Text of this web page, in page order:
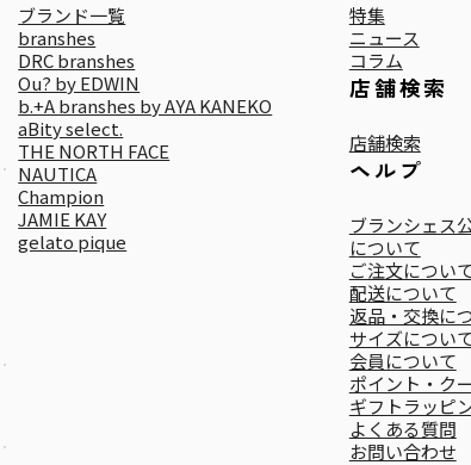
ブランド一覧
branshes
DRC branshes
Ou? by EDWIN
b.+A branshes by AYA KANEKO
aBity select.
THE NORTH FACE
NAUTICA
Champion
JAMIE KAY
gelato pique
特集
ニュース
コラム
店舗検索
店舗検索
ヘルプ
ブランシェス
について
ご注文につい
配送について
返品・交換に
サイズについ
会員について
ポイント・ク
ギフトラッピ
よくある質問
お問い合わせ